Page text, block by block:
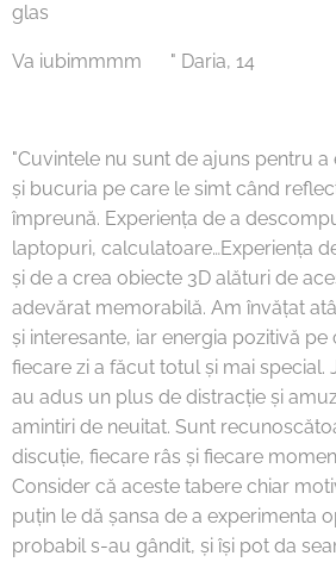
glas 😂
Va iubimmmm ❤" Daria, 14
"Cuvintele nu sunt de ajuns pentru
și bucuria pe care le simt când
împreună. Experiența de a
laptopuri, calculatoare…Experiența
și de a crea obiecte 3D alături de
adevărat memorabilă. Am învățat
și interesante, iar energia pozitivă
fiecare zi a făcut totul și mai special.
au adus un plus de distracție și
amintiri de neuitat. Sunt
discuție, fiecare râs și fiecare
Consider că aceste tabere chiar
puțin le dă șansa de a experimenta
probabil s-au gândit, și își pot da